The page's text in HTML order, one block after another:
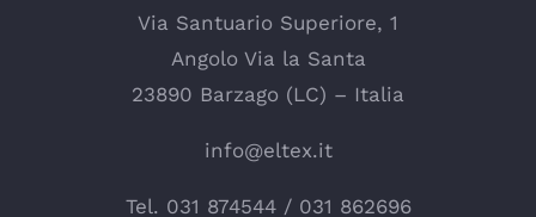
Via Santuario Superiore, 1
Angolo Via la Santa
23890 Barzago (LC) – Italia
info@eltex.it
Tel. 031 874544/ 031 862696